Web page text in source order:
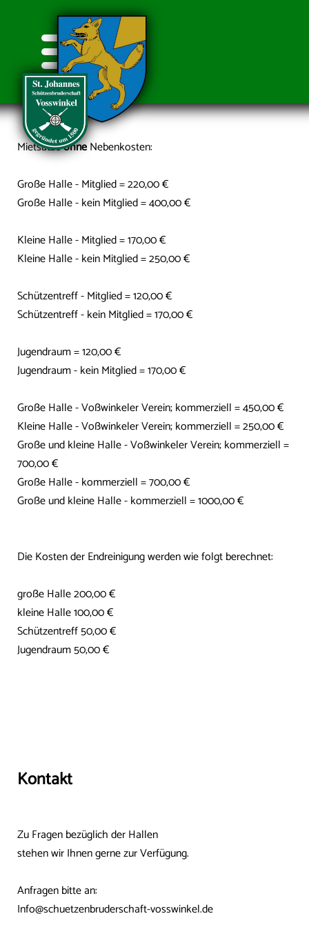
Home
Bruderschaft
Vorstand
Gedenken
Satzung
Kompanien
1. Kompanie
2. Kompanie
Aufgaben
Kosten
Vermietung
Räume
Preise
Kontakt
Anträge
MietsätzeohneNebenkosten:
Große Halle - Mitglied = 220,00 €
Große Halle - kein Mitglied = 400,00 €
Kleine Halle - Mitglied = 170,00 €
Kleine Halle - kein Mitglied = 250,00 €
Schützentreff - Mitglied = 120,00 €
Schützentreff - kein Mitglied = 170,00 €
Jugendraum = 120,00 €
Jugendraum - kein Mitglied = 170,00 €
Große Halle - Voßwinkeler Verein; kommerziell = 450,00 €
Kleine Halle - Voßwinkeler Verein; kommerziell = 250,00 €
Große und kleine Halle - Voßwinkeler Verein; kommerziell =
700,00 €
Große Halle - kommerziell = 700,00 €
Große und kleine Halle - kommerziell = 1000,00 €
Die Kosten der Endreinigung werden wie folgt berechnet:
große Halle 200,00 €
kleine Halle 100,00 €
Schützentreff 50,00 €
Jugendraum 50,00 €
Kontakt
Zu Fragen bezüglich der Hallen
stehen wir Ihnen gerne zur Verfügung.
Anfragen bitte an:
Info@schuetzenbruderschaft-vosswinkel.de